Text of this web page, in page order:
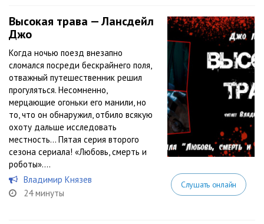
Высокая трава — Лансдейл
Джо
Когда ночью поезд внезапно
сломался посреди бескрайнего поля,
отважный путешественник решил
прогуляться. Несомненно,
мерцающие огоньки его манили, но
то, что он обнаружил, отбило всякую
охоту дальше исследовать
местность… Пятая серия второго
сезона сериала! «Любовь, смерть и
роботы»....
Владимир Князев
24 минуты
Слушать онлайн